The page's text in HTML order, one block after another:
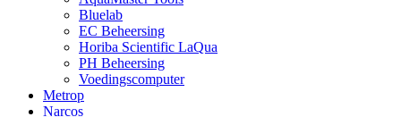
Bluelab
EC Beheersing
Horiba Scientific LaQua
PH Beheersing
Voedingscomputer
Metrop
Narcos